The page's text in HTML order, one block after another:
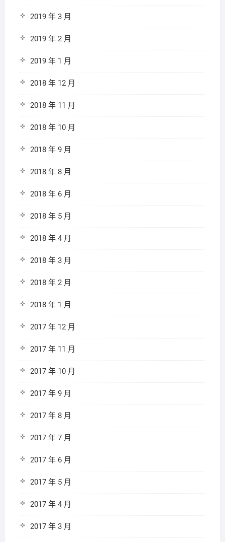
2019 年 3 月
2019 年 2 月
2019 年 1 月
2018 年 12 月
2018 年 11 月
2018 年 10 月
2018 年 9 月
2018 年 8 月
2018 年 6 月
2018 年 5 月
2018 年 4 月
2018 年 3 月
2018 年 2 月
2018 年 1 月
2017 年 12 月
2017 年 11 月
2017 年 10 月
2017 年 9 月
2017 年 8 月
2017 年 7 月
2017 年 6 月
2017 年 5 月
2017 年 4 月
2017 年 3 月